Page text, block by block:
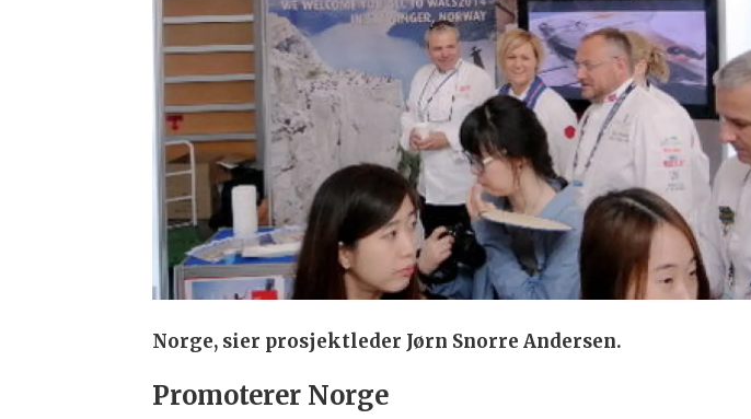
Norge, sier prosjektleder Jørn Snorre Andersen.
Promoterer Norge